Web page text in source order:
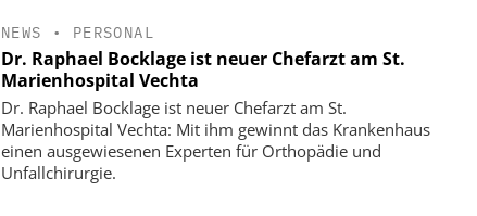
NEWS • PERSONAL
Dr. Raphael Bocklage ist neuer Chefarzt am St.
Marienhospital Vechta
Dr. Raphael Bocklage ist neuer Chefarzt am St.
Marienhospital Vechta: Mit ihm gewinnt das Krankenhaus
einen ausgewiesenen Experten für Orthopädie und
Unfallchirurgie.